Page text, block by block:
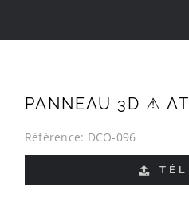
PANNEAU 3D ⚠
Référence: DCO-096